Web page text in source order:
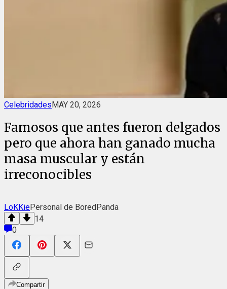
CelebridadesMAY 20, 2026
Famosos que antes fueron delgados
pero que ahora han ganado mucha
masa muscular y están
irreconocibles
LoKKiePersonal de BoredPanda
14
0
Compartir